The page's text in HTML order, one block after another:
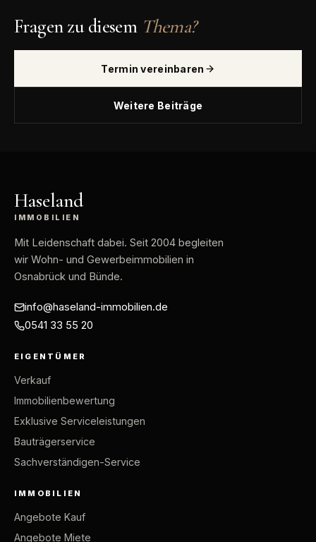
Fragen zu diesem Thema?
Termin vereinbaren
Weitere Beiträge
Haseland
IMMOBILIEN
Mit Leidenschaft dabei. Seit 2004 begleiten
wir Wohn- und Gewerbeimmobilien in
Osnabrück und Bünde.
info@haseland-immobilien.de
0541 33 55 20
EIGENTÜMER
Verkauf
Immobilienbewertung
Exklusive Serviceleistungen
Bauträgerservice
Sachverständigen-Service
IMMOBILIEN
Angebote Kauf
Angebote Miete